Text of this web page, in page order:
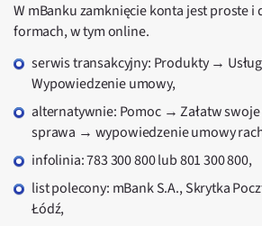
W mBanku zamknięcie konta jest proste i
formach, w tym online.
serwis transakcyjny: Produkty →
Wypowiedzenie umowy,
alternatywnie: Pomoc → Załatw
sprawa → wypowiedzenie umowy
infolinia: 783 300 800 lub 801 300 800,
list polecony: mBank S.A., Skrytka
Łódź,